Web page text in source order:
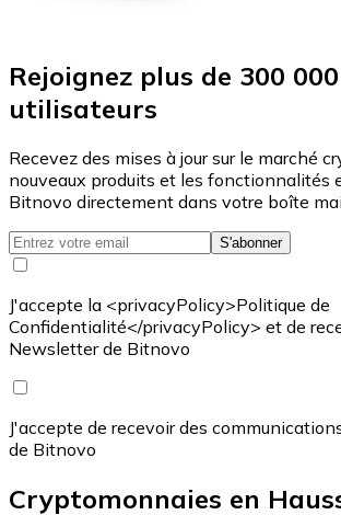
Rejoignez plus de 300 000
utilisateurs
Recevez des mises à jour sur le marché
nouveaux produits et les fonctionnalités
Bitnovo directement dans votre boîte
S'abonner
J'accepte la <privacyPolicy>Politique de
Confidentialité</privacyPolicy> et de
Newsletter de Bitnovo
J'accepte de recevoir des
de Bitnovo
Cryptomonnaies en